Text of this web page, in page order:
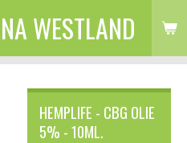
WESTLAND
HEMPLIFE - CBG OLIE
5% - 10ML.